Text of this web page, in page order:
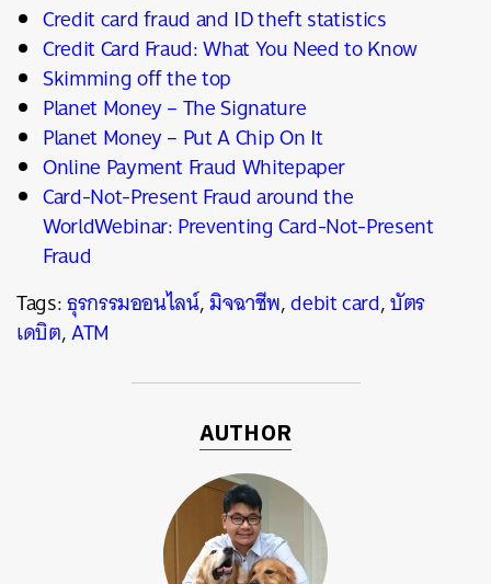
Credit card fraud and ID theft statistics
Credit Card Fraud: What You Need to Know
Skimming off the top
Planet Money – The Signature
Planet Money – Put A Chip On It
Online Payment Fraud Whitepaper
Card-Not-Present Fraud around the
WorldWebinar: Preventing Card-Not-Present
Fraud
Tags:ธุรกรรมออนไลน์,มิจฉาชีพ,debit card,บัตร
เดบิต,ATM
AUTHOR